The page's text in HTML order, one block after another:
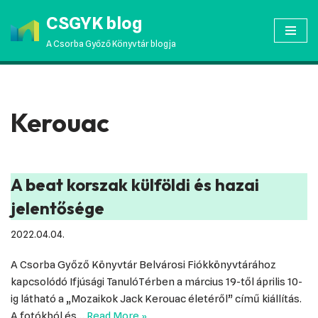
Skip
CSGYK blog
A Csorba Győző Könyvtár blogja
Kerouac
A beat korszak külföldi és hazai
jelentősége
2022.04.04.
A Csorba Győző Könyvtár Belvárosi Fiókkönyvtárához
kapcsolódó Ifjúsági TanulóTérben a március 19-től április 10-
ig látható a „Mozaikok Jack Kerouac életéről” című kiállítás.